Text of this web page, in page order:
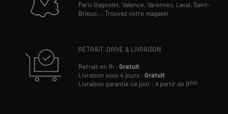
Paris Bagnolet,Valence,Varennes, Laval,Saint-
Brieuc...Trouvez votre magasin
RETRAIT, DRIVE & LIVRAISON
Retrait en 1h :Gratuit
Livraison sous 4 jours :Gratuit
Livraison garantie ce jour : à partir de 9€90